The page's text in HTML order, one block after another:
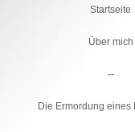
Startseite
Über mich
--
Die Ermordung eines